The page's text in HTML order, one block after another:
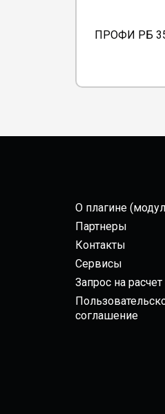
ПРОФИ РБ
О плагине
Партнеры
Контакты
Сервисы
Запрос на расчет
соглашение